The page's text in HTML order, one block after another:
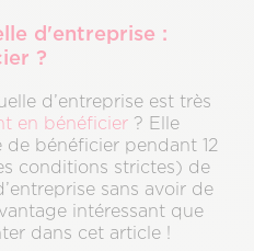
d'entreprise :
?
d’entreprise est très
en bénéficier ? Elle
de bénéficier pendant 12
conditions strictes) de
sans avoir de
intéressant que
dans cet article !